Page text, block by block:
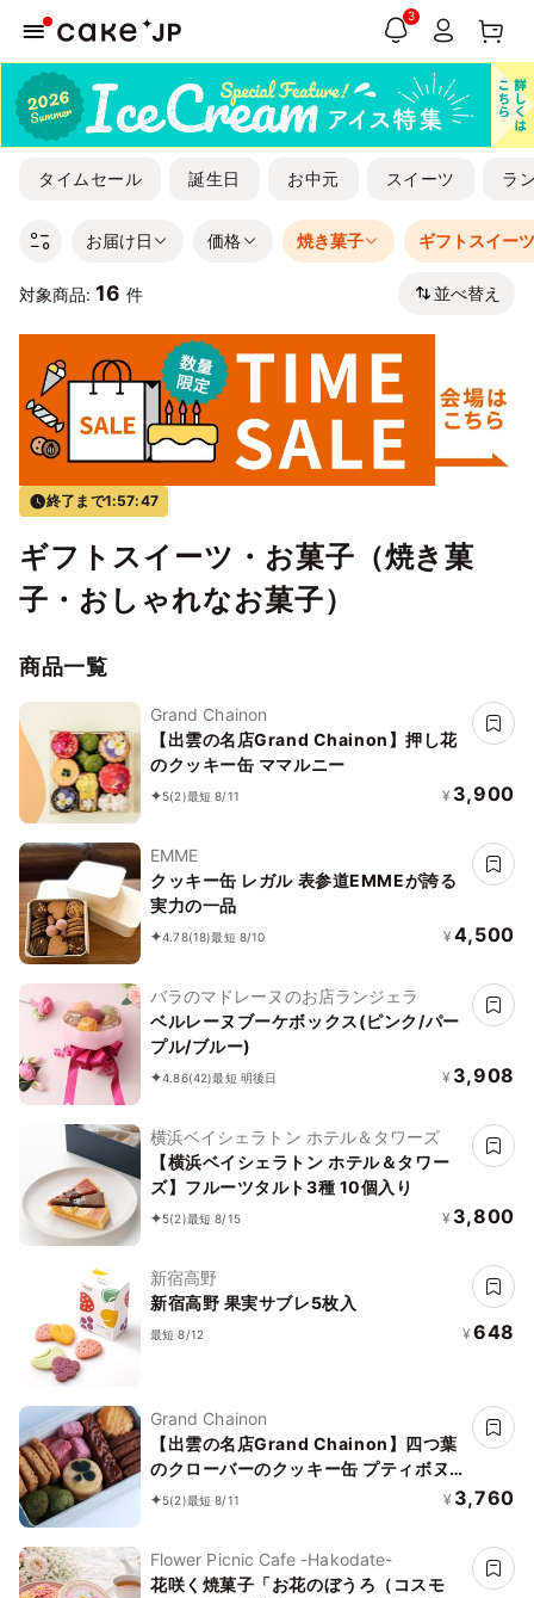
3
タイムセール 誕生日 お中元 スイーツ ラ
お届け日 価格 焼き菓子 ギフトスイー
対象商品: 16 件 並べ替え
終了まで1:57:47
ギフトスイーツ・お菓子（焼き菓
子・おしゃれなお菓子）
商品一覧
Grand Chainon
【出雲の名店Grand Chainon】押し花
のクッキー缶 ママルニー
5(2)最短 8/11 ¥ 3,900
EMME
クッキー缶 レガル 表参道EMMEが誇る
実力の一品
4.78(18)最短 8/10 ¥ 4,500
バラのマドレーヌのお店ランジェラ
ベルレーヌブーケボックス(ピンク/パー
プル/ブルー)
4.86(42)最短 明後日 ¥ 3,908
横浜ベイシェラトン ホテル＆タワーズ
【横浜ベイシェラトン ホテル＆タワー
ズ】フルーツタルト3種 10個入り
5(2)最短 8/15 ¥ 3,800
新宿高野
新宿高野 果実サブレ5枚入
最短 8/12 ¥ 648
Grand Chainon
【出雲の名店Grand Chainon】四つ葉
のクローバーのクッキー缶 プティボヌ
ール
5(2)最短 8/11 ¥ 3,760
Flower Picnic Cafe -Hakodate-
花咲く焼菓子「お花のぼうろ（コスモ